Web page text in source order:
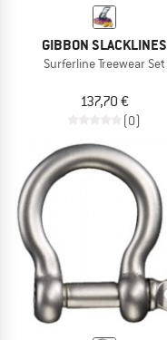
GIBBON SLACKLINES
Surferline Treewear Set
137,70 €
(0)